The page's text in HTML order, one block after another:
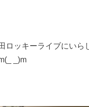
ロッキーライブにいら
_)m